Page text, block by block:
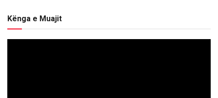
Kënga e Muajit